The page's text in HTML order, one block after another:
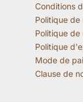
Conditions
Politique de
Politique de
Politique
Mode de
Clause de